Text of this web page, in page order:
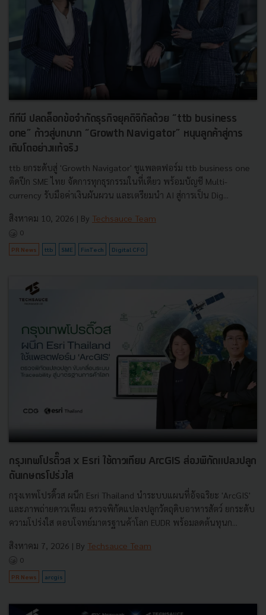
ทีทีบี ปลดล็อกข้อจำกัดธุรกิจยุคดิจิทัลด้วย “ttb business
one” ก้าวสู่บทบาท “Growth Navigator” หนุนลูกค้าสู่การ
เติบโตอย่างแท้จริง
ttb ยกระดับสู่ 'Growth Navigator' ชูแพลตฟอร์ม ttb business one
ติดปีก SME ไทย จัดการทุกธุรกรรมในที่เดียว พร้อมบัญชี Multi-
currency รับมือค่าเงินผันผวน และเตรียมนำ AI สู่การเป็น Dig...
สิงหาคม 10, 2026 | By Techsauce Team
0
PR News ttb SME FinTech Digital CFO
กรุงเทพโปรดิ๊วส x Esri ใช้ดาวเทียม ArcGIS ส่องพิกัดแปลงปลูก
ดันเกษตรโปร่งใส
กรุงเทพโปรดิ๊วส ผนึก Esri Thailand นำระบบแผนที่อัจฉริยะ 'ArcGIS'
และภาพถ่ายดาวเทียม ตรวจพิกัดแปลงปลูกวัตถุดิบอาหารสัตว์ ยกระดับ
ความโปร่งใส ตอบโจทย์มาตรฐานค้าโลก EUDR พร้อมลดต้นทุนก...
สิงหาคม 7, 2026 | By Techsauce Team
0
PR News arcgis